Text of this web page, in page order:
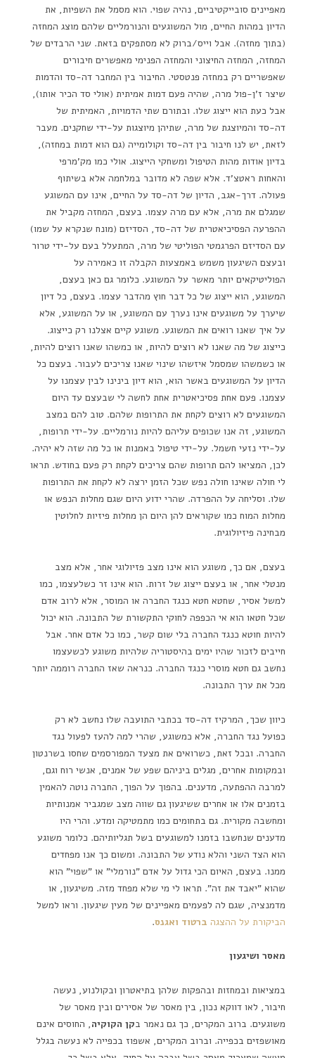
מאפיינים סובייקטיביים, נהיה שפוי. הוא מסמל את השפיות, את
הדיון במהות החיים, מול המשוגעים והנורמליים שלהם מוצג המחזה
(בתוך מחזה). אבל וייס/ברוק לא מסתפקים בזאת. שני הרבדים של
המחזה, המחזה החיצוני והמחזה הפנימי מאפשרים חיבורים
שאפשריים רק במחזה פנטסטי. החיבור בין המחבר דה-סד והדמות
שיצר ז'ן-פול מרה, שהיה פעם דמות אמיתית (אולי סד הכיר אותו),
אבל כעת הוא ייצוג שלו. ובתורם שתי הדמויות, האמיתית של
דה-סד והמיוצגת של מרה, שתיהן מיוצגות על-ידי שחקנים. מעבר
לזאת, יש לנו חיבור בין דה-סד וקולומייה (גם הוא דמות במחזה),
בדיון אודות מהות הטיפול ומשחקי הייצוג. אולי כמו מק'מרפי
והאחות ראטצ'ד. אלא שפה לא מדובר במלחמה אלא בשיתוף
פעולה. דרך-אגב, הדיון של דה-סד על החיים, אינו עם המשוגע
שמגלם את מרה, אלא עם מרה עצמו. בעצם, המחזה מקביל את
ההפרעה הפסיכיאטרית של דה-סד, הסדיזם (מונח שנקרא על שמו)
עם הסדיזם הפרגמטי הפוליטי של מרה, המתעלל בעם על-ידי טרור
ובעצם השיגעון משמש באמצעות הקבלה זו כאמירה על
הפוליטיקאים יותר מאשר על המשוגע. כלומר גם כאן בעצם,
המשוגע, הוא ייצוג של כל דבר חוץ מהדבר עצמו. בעצם, כל דיון
שיערך על משוגעים אינו נערך עם המשוגע, או על המשוגע, אלא
על איך שאנו רואים את המשוגע. משוגע קיים אצלנו רק כייצוג.
כייצוג של מה שאנו לא רוצים להיות, או כמשהו שאנו רוצים להיות,
או כשמשהו שמסמל איזשהו שינוי שאנו צריכים לעבור. בעצם כל
הדיון על המשוגעים באשר הוא, הוא דיון בינינו לבין עצמנו על
עצמנו. פעם אחת פסיכיאטרית אחת לחשה לי שבעצם עד היום
המשוגעים לא רוצים לקחת את התרופות שלהם. טוב להם במצב
המשוגע, זה אנו שכופים עליהם להיות נורמליים. על-ידי תרופות,
על-ידי נזעי חשמל. על-ידי טיפול באמנות או כל מה שזה לא יהיה.
לכן, המציאו להם תרופות שהם צריכים לקחת רק פעם בחודש. תראו
לי חולה שאינו חולה נפש שכל הזמן ירצה לא לקחת את התרופות
שלו. וסליחה על ההפרדה. שהרי ידוע היום שגם מחלות הנפש או
מחלות המוח כמו שקוראים להן היום הן מחלות פיזיות לחלוטין
מבחינה פיזיולוגית.
בעצם, אם כך, משוגע הוא אינו מצב פזיולוגי אחר, אלא מצב
מנטלי אחר, או בעצם ייצוג של זרות. הוא אינו זר כשלעצמו, כמו
למשל אסיר, שחטא חטא כנגד החברה או המוסר, אלא לרוב אדם
שכל חטאו הוא אי הכפפה לחוקי התקשורת של התבונה. הוא יכול
להיות חוטא כנגד החברה בלי שום קשר, כמו כל אדם אחר. אבל
חייבים לזכור שהיו ימים בהיסטוריה שלהיות משוגע לכשעצמו
נחשב גם חטא מוסרי כנגד החברה. כנראה שאז החברה רוממה יותר
מכל את ערך התבונה.
כיוון שכך, המרקיז דה-סד בכתבי התועבה שלו נחשב לא רק
כפועל נגד החברה, אלא כמשוגע, שהרי למה להעז לפעול נגד
החברה. ובכל זאת, כשרואים את מצעד המפורסמים שחסו בשרנטון
ובמקומות אחרים, מגלים ביניהם שפע של אמנים, אנשי רוח וגם,
למרבה ההפתעה, מדענים. בהפוך על הפוך, החברה נוטה להאמין
בזמנים אלו או אחרים ששיגעון גם שווה מצב שמגביר אמנותיות
ומחשבה מקורית. גם בתחומים כמו מתמטיקה ומדע. והרי היו
מדענים שנחשבו בזמנו למשוגעים בשל תגליותיהם. כלומר משוגע
הוא הצד השני והלא נודע של התבונה. ומשום כך אנו מפחדים
ממנו. בעצם, האיום הכי גדול על אדם "נורמלי" או "שפוי" הוא
שהוא "יאבד את זה". תראו לי מי שלא מפחד מזה. משיגעון, או
מדמנציה, שגם לה לפעמים מאפיינים של מעין שיגעון. וראו למשל
הביקורת על ההצגה ברטוד ואגנס.
מאסר ושיגעון
במציאות ובמחזות ובהפקות שלהן בתיאטרון ובקולנוע, נעשה
חיבור, לאו דווקא נכון, בין מאסר של אסירים ובין מאסר של
משוגעים. ברוב המקרים, כך גם נאמר בקן הקוקיה, החוסים אינם
מאושפזים בכפייה. וברוב המקרים, אשפוז בכפייה לא נעשה בגלל